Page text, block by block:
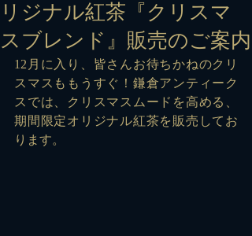
リジナル紅茶『クリスマ
スブレンド』販売のご案内
12月に入り、皆さんお待ちかねのクリ
スマスももうすぐ！鎌倉アンティーク
スでは、クリスマスムードを高める、
期間限定オリジナル紅茶を販売してお
ります。